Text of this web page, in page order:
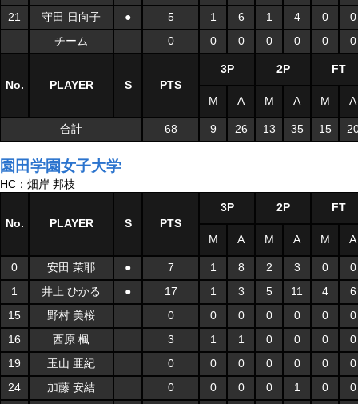
21
守田 日向子 ● 5 1 6 1 4 0
0
チーム
0 0 0 0 0 0 0
No. PLAYER S PTS
3P 2P FT
M A M A M A
合計 68 9 26 13 35 15
園田学園女子大学
HC：畑岸 邦枝
No. PLAYER S PTS
3P 2P FT
M A M A M A
0 安田 茉耶 ● 7 1 8 2 3 0
0
1
井上 ひかる ● 17 1 3 5 11 4
6
15
野村 美桜 0 0 0 0 0 0
0
16
西原 楓 3 1 1 0 0 0
0
19
玉山 亜紀 0 0 0 0 0 0
0
24
加藤 安結 0 0 0 0 1 0
0